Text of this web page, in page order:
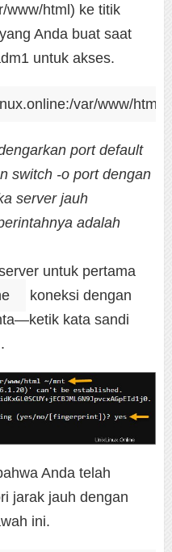
www/html) ke titik
Anda buat saat
untuk akses.
var/www/html
port default
switch -o port dengan
server jauh
adalah
untuk pertama
koneksi dengan
kata sandi
.
Anda telah
jarak jauh dengan
ini.